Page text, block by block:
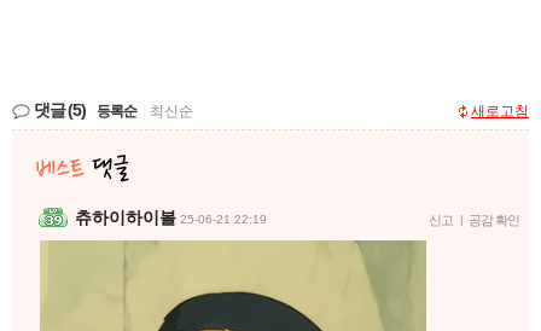
댓글(5) 등록순 최신순 새로고침
츄하이하이볼 25-06-21 22:19 신고 | 공감 확인